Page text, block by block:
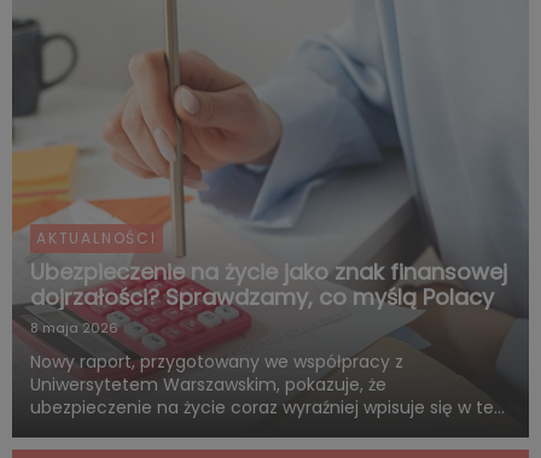
AKTUALNOŚCI
Ubezpieczenie na życie jako znak finansowej
dojrzałości? Sprawdzamy, co myślą Polacy
8 maja 2026
Nowy raport, przygotowany we współpracy z
Uniwersytetem Warszawskim, pokazuje, że
ubezpieczenie na życie coraz wyraźniej wpisuje się w ten